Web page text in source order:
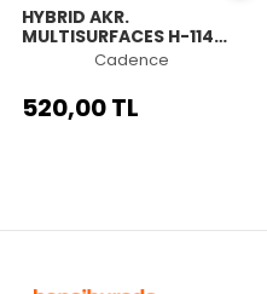
HYBRID AKR.
MULTISURFACES H-114
AÇIK MENEKŞE 500ML
Cadence
520,00 TL